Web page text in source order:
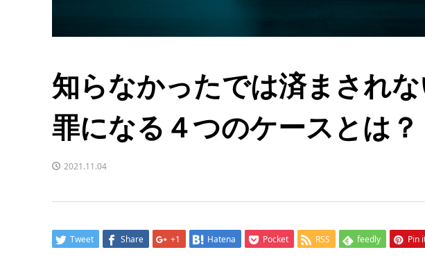
知らなかったでは済まされ
罪になる４つのケースとは？
2021.11.04
Tweet Share +1 Hatena Pocket RSS feedly Pin